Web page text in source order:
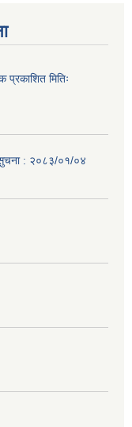
मितिः
: २०८३/०१/०४